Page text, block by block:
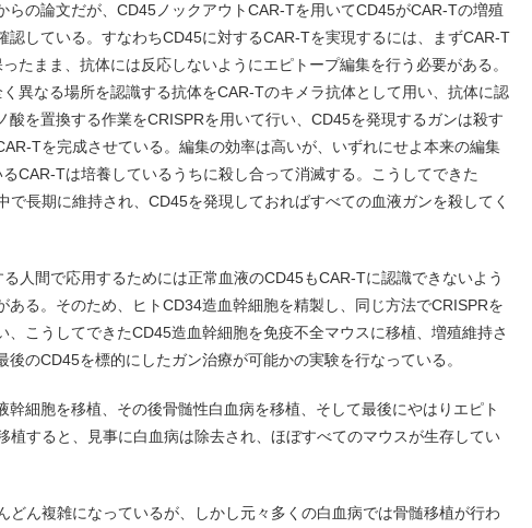
らの論文だが、CD45ノックアウトCAR-Tを用いてCD45がCAR-Tの増殖
認している。すなわちCD45に対するCAR-Tを実現するには、まずCAR-T
たまま、抗体には反応しないようにエピトープ編集を行う必要がある。
異なる場所を認識する抗体をCAR-Tのキメラ抗体として用い、抗体に認
酸を置換する作業をCRISPRを用いて行い、CD45を発現するガンは殺す
Tを完成させている。編集の効率は高いが、いずれにせよ本来の編集
CAR-Tは培養しているうちに殺し合って消滅する。こうしてできた
で長期に維持され、CD45を発現しておればすべての血液ガンを殺してく
人間で応用するためには正常血液のCD45もCAR-Tに認識できないよう
ある。そのため、ヒトCD34造血幹細胞を精製し、同じ方法でCRISPRを
、こうしてできたCD45造血幹細胞を免疫不全マウスに移植、増殖維持さ
のCD45を標的にしたガン治療が可能かの実験を行なっている。
幹細胞を移植、その後骨髄性白血病を移植、そして最後にやはりエピト
植すると、見事に白血病は除去され、ほぼすべてのマウスが生存してい
どん複雑になっているが、しかし元々多くの白血病では骨髄移植が行わ